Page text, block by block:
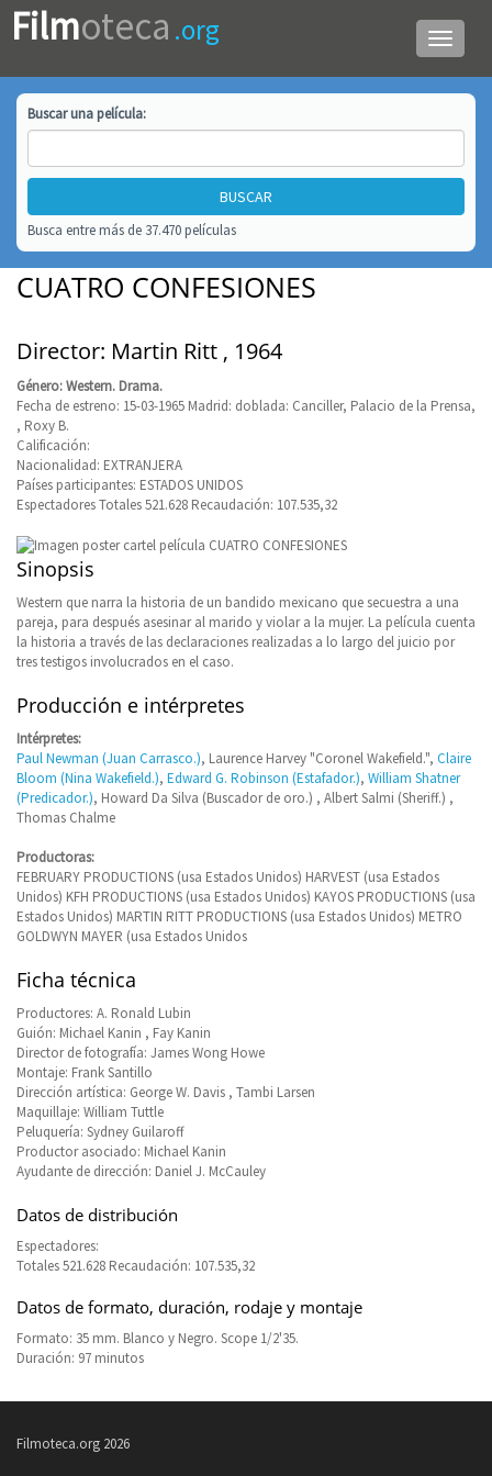
Menú
de
Filmoteca .org
Buscar unapelícula:
Busca entre más de 37.470 películas
CUATRO CONFESIONES
Director: Martin Ritt , 1964
Género: Western. Drama.
Fecha de estreno: 15-03-1965 Madrid: doblada: Canciller, Palacio de la Prensa,
, Roxy B.
Calificación:
Nacionalidad: EXTRANJERA
Países participantes: ESTADOS UNIDOS
Espectadores Totales 521.628 Recaudación: 107.535,32
Sinopsis
Western que narra la historia de un bandido mexicano que secuestra a una
pareja, para después asesinar al marido y violar a la mujer. La película cuenta
la historia a través de las declaraciones realizadas a lo largo del juicio por
tres testigos involucrados en el caso.
Producción e intérpretes
Intérpretes:
Paul Newman (Juan Carrasco.), Laurence Harvey "Coronel Wakefield.", Claire
Bloom (Nina Wakefield.), Edward G. Robinson (Estafador.), William Shatner
(Predicador.), Howard Da Silva (Buscador de oro.) , Albert Salmi (Sheriff.) ,
Thomas Chalme
Productoras:
FEBRUARY PRODUCTIONS (usa Estados Unidos) HARVEST (usa Estados
Unidos) KFH PRODUCTIONS (usa Estados Unidos) KAYOS PRODUCTIONS (usa
Estados Unidos) MARTIN RITT PRODUCTIONS (usa Estados Unidos) METRO
GOLDWYN MAYER (usa Estados Unidos
Ficha técnica
Productores: A. Ronald Lubin
Guión: Michael Kanin , Fay Kanin
Director de fotografía: James Wong Howe
Montaje: Frank Santillo
Dirección artística: George W. Davis , Tambi Larsen
Maquillaje: William Tuttle
Peluquería: Sydney Guilaroff
Productor asociado: Michael Kanin
Ayudante de dirección: Daniel J. McCauley
Datos de distribución
Espectadores:
Totales 521.628 Recaudación: 107.535,32
Datos de formato, duración, rodaje y montaje
Formato: 35 mm. Blanco y Negro. Scope 1/2'35.
Duración: 97 minutos
Filmoteca.org 2026